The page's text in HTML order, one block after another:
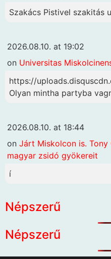
Szakács Pistivel szakitás
2026.08.10. at 19:02
on Universitas
https://
Olyan mintha partyba
2026.08.10. at 18:44
on Járt Miskolcon is.
magyar zsidó gyökereit
í
Népszerű
Népszerű